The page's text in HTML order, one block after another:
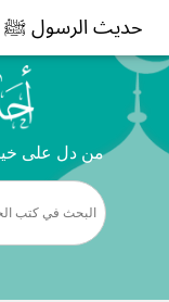
حديث الرسول ﷺ
من دل على